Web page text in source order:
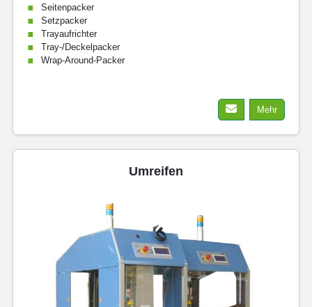
Seitenpacker
Setzpacker
Trayaufrichter
Tray-/Deckelpacker
Wrap-Around-Packer
Mehr
Umreifen